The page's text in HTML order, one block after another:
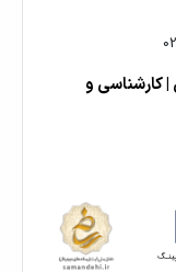
و